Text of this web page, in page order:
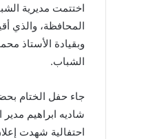
اختتمت مديرية
المحافظة، والذي
وبقيادة الأستاذ
الشباب.
جاء حفل الختام
شاديه ابراهيم
احتفالية شهدت